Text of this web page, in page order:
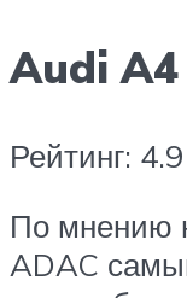
Audi A4
Рейтинг: 4.9
По мнению
ADAC